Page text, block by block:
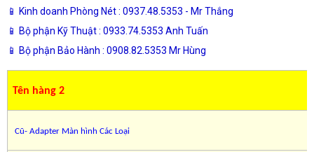
📱 Kinh doanh Phòng Nét : 0937.48.5353 - Mr Thắng
📱 Bộ phận Kỹ Thuật : 0933.74.5353 Anh Tuấn
📱 Bộ phận Bảo Hành : 0908.82.5353 Mr Hùng
Tên hàng 2
Cũ- Adapter Màn hình Các Loại